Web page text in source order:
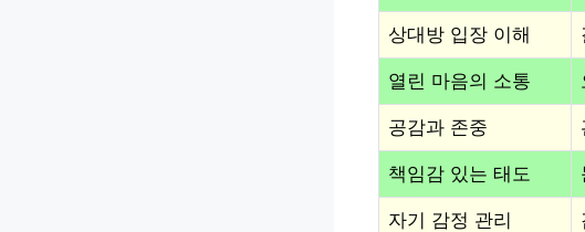
상대방 입장 이해
열린 마음의 소통
공감과 존중
책임감 있는 태도
자기 감정 관리